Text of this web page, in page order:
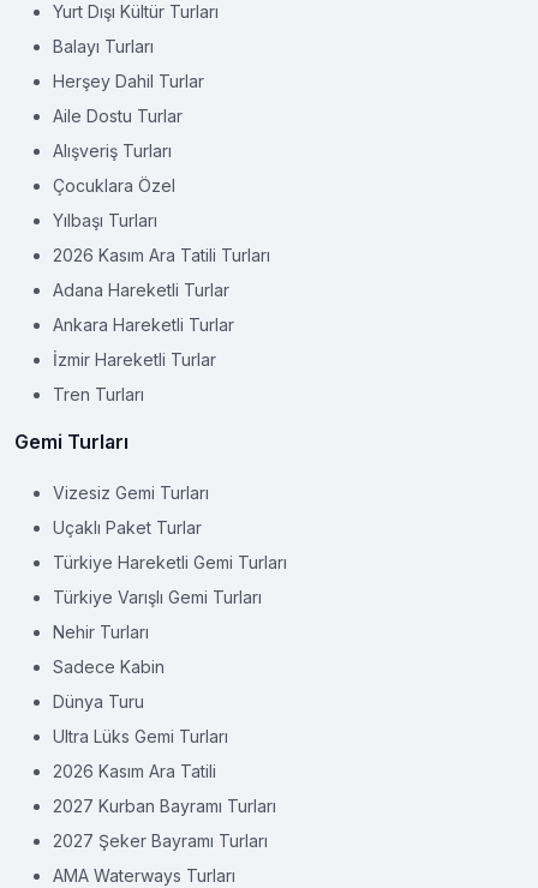
Yurt Dışı Kültür Turları
Balayı Turları
Herşey Dahil Turlar
Aile Dostu Turlar
Alışveriş Turları
Çocuklara Özel
Yılbaşı Turları
2026 Kasım Ara Tatili Turları
Adana Hareketli Turlar
Ankara Hareketli Turlar
İzmir Hareketli Turlar
Tren Turları
Gemi Turları
Vizesiz Gemi Turları
Uçaklı Paket Turlar
Türkiye Hareketli Gemi Turları
Türkiye Varışlı Gemi Turları
Nehir Turları
Sadece Kabin
Dünya Turu
Ultra Lüks Gemi Turları
2026 Kasım Ara Tatili
2027 Kurban Bayramı Turları
2027 Şeker Bayramı Turları
AMA Waterways Turları